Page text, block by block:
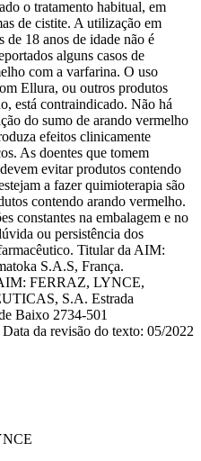
o tratamento habitual, em
de cistite. A utilização em
de 18 anos de idade não é
alguns casos de
com a varfarina. O uso
Ellura, ou outros produtos
está contraindicado. Não há
do sumo de arando vermelho
efeitos clinicamente
As doentes que tomem
evitar produtos contendo
a fazer quimioterapia são
contendo arando vermelho.
constantes na embalagem e no
ou persistência dos
Titular da AIM:
S.A.S, França.
FERRAZ, LYNCE,
S.A. Estrada
Baixo 2734-501
da revisão do texto: 05/2022